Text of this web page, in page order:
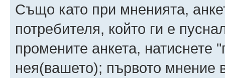
Също като при мненията,
потребителя, който ги е
промените анкета, натиснете
нея(вашето); първото мнение